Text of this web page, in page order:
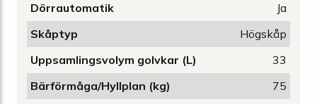
Dörrautomatik
Ja
Skåptyp
Högskåp
Uppsamlingsvolym golvkar (L)
33
Bärförmåga/Hyllplan (kg)
75